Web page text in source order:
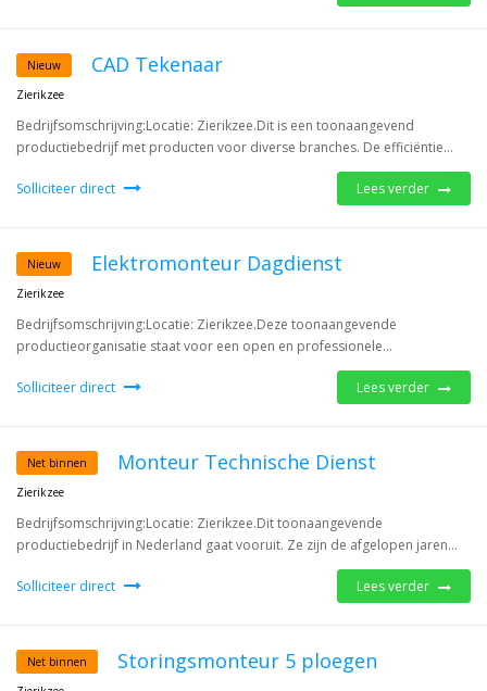
Nieuw CAD Tekenaar
Zierikzee
Bedrijfsomschrijving:Locatie: Zierikzee.Dit is een toonaangevend
productiebedrijf met producten voor diverse branches. De efficiëntie...
Solliciteer direct Lees verder
Nieuw Elektromonteur Dagdienst
Zierikzee
Bedrijfsomschrijving:Locatie: Zierikzee.Deze toonaangevende
productieorganisatie staat voor een open en professionele...
Solliciteer direct Lees verder
Net binnen Monteur Technische Dienst
Zierikzee
Bedrijfsomschrijving:Locatie: Zierikzee.Dit toonaangevende
productiebedrijf in Nederland gaat vooruit. Ze zijn de afgelopen jaren...
Solliciteer direct Lees verder
Net binnen Storingsmonteur 5 ploegen